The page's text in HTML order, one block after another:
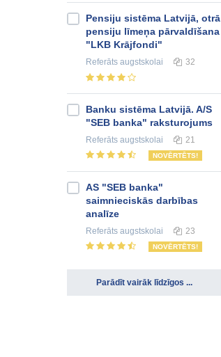
Pensiju sistēma Latvijā, otrā
pensiju līmeņa pārvaldīšana
"LKB Krājfondi"
Referāts augstskolai 32
Banku sistēma Latvijā. A/S
"SEB banka" raksturojums
Referāts augstskolai 21
NOVĒRTĒTS!
AS "SEB banka"
saimnieciskās darbības
analīze
Referāts augstskolai 23
NOVĒRTĒTS!
Parādīt vairāk līdzīgos ...